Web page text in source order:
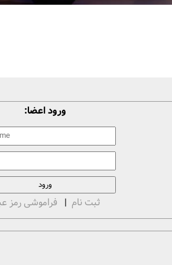
ورود اعضا:
ثبت نام | فراموشی رمز